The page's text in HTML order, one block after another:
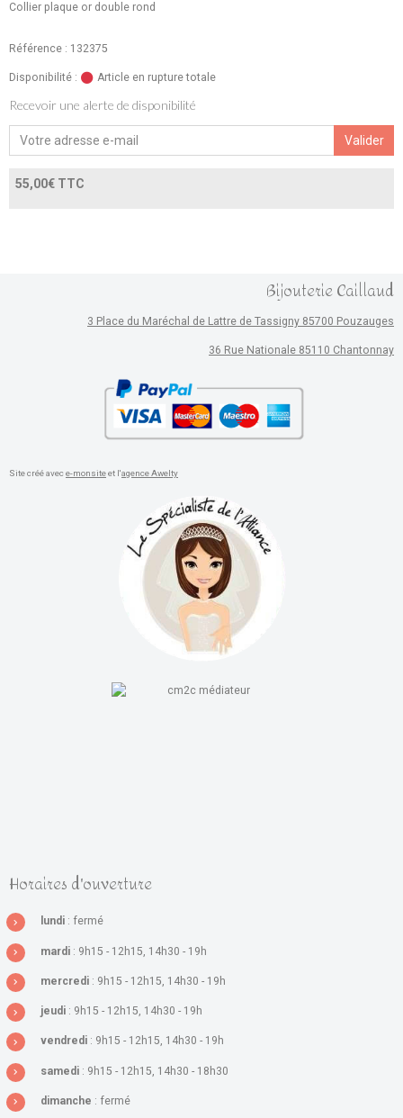
Collier plaque or double rond
Référence : 132375
Disponibilité : Article en rupture totale
Recevoir une alerte de disponibilité
Valider
55,00€ TTC
Bijouterie Caillaud
3 Place du Maréchal de Lattre de Tassigny 85700 Pouzauges
36 Rue Nationale 85110 Chantonnay
Site créé avece-monsiteet l'agence Awelty
Horaires d'ouverture
lundi : fermé
mardi : 9h15 - 12h15, 14h30 - 19h
mercredi : 9h15 - 12h15, 14h30 - 19h
jeudi : 9h15 - 12h15, 14h30 - 19h
vendredi : 9h15 - 12h15, 14h30 - 19h
samedi : 9h15 - 12h15, 14h30 - 18h30
dimanche : fermé